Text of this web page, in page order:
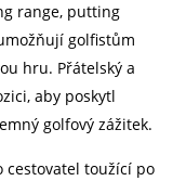
range, putting
golfistům
hru. Přátelský a
aby poskytl
golfový zážitek.
cestovatel toužící po